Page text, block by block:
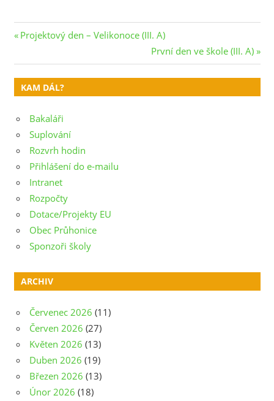
Navigace
pro
příspěvek
Previous
Projektový den – Velikonoce (III. A)
Next
Post:
První den ve škole (III. A)
KAM DÁL?
Bakaláři
Suplování
Rozvrh hodin
Přihlášení do e-mailu
Intranet
Rozpočty
Dotace/Projekty EU
Obec Průhonice
Sponzoři školy
ARCHIV
Červenec 2026 (11)
Červen 2026 (27)
Květen 2026 (13)
Duben 2026 (19)
Březen 2026 (13)
Únor 2026 (18)